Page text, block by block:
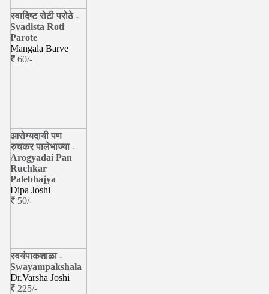
स्वादिष्ट रोटी परोठे -
Svadista Roti
Parote
Mangala Barve
60/-
आरोग्यदायी पण
रुचकर पालेभाज्या -
Arogyadai Pan
Ruchkar
Palebhajya
Dipa Joshi
50/-
स्वयंपाकशाळा -
Swayampakshala
Dr.Varsha Joshi
225/-